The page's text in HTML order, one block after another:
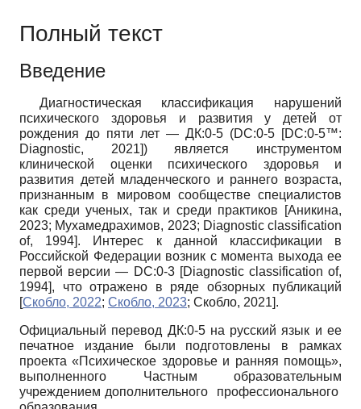
Полный текст
Введение
Диагностическая классификация нарушений
психического здоровья и развития у детей от
рождения до пяти лет — ДК:0-5 (DC:0-5 [DC:0-5™:
Diagnostic, 2021]) является инструментом
клинической оценки психического здоровья и
развития детей младенческого и раннего возраста,
признанным в мировом сообществе специалистов
как среди ученых, так и среди практиков
[Аникина,
2023; Мухамедрахимов, 2023; Diagnostic classification
of, 1994]. Интерес к данной классификации в
Российской Федерации возник с момента выхода ее
первой версии — DC:0-3 [Diagnostic classification of,
1994], что отражено в ряде обзорных публикаций
[Скобло, 2022; Скобло, 2023; Скобло, 2021].
Официальный перевод ДК:0-5 на русский язык и ее
печатное издание были подготовлены в рамках
проекта «Психическое здоровье и ранняя помощь»,
выполненного Частным образовательным
учреждением дополнительного профессионального